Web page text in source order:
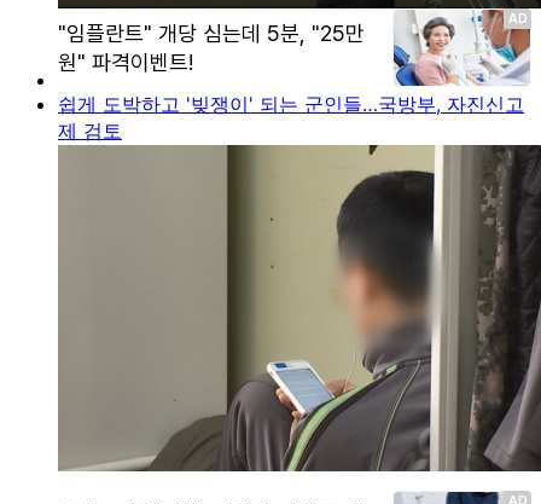
쉽게 도박하고 '빚쟁이' 되는 군인들…국방부, 자진신고
제 검토